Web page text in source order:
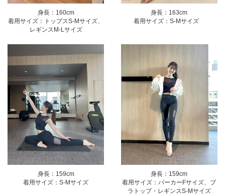
身長：160cm
着用サイズ：トップスS-Mサイズ、
レギンスM-Lサイズ
身長：163cm
着用サイズ：S-Mサイズ
身長：159cm
着用サイズ：S-Mサイズ
身長：159cm
着用サイズ：パーカーFサイズ、ブ
ラトップ・レギンスS-Mサイズ